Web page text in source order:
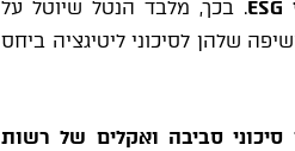
ESG. בכך, מלבד הנטל שיוטל על
שלהן לסיכוני ליטיגציה ביחס
סביבה ואקלים של רשות